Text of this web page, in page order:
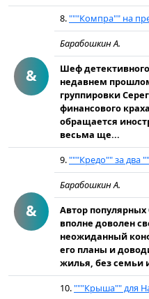
&
8."""Компра"" на
Барабошкин А.
Шеф
недавнем
группировки
финансового
обращается
весьма ще...
&
9."""Кредо"" за два
Барабошкин А.
Автор
вполне доволен
неожиданный
его планы и
жилья, без семьи
10."""Крыша"" для